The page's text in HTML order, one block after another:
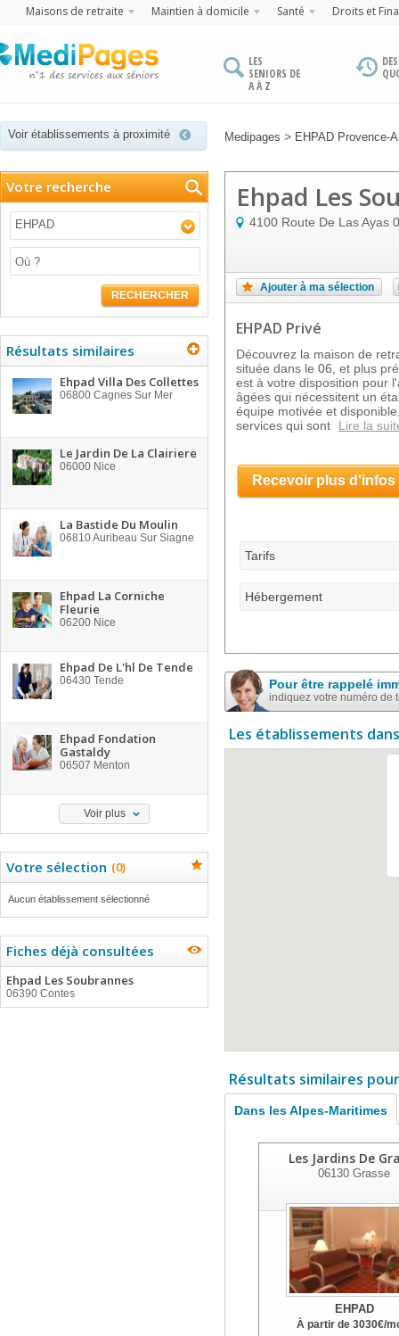
Maisons de retraite Maintien à domicile Santé Droits et
LES
SENIORS DE
A À Z
Voir établissements à proximité Medipages > EHPAD Provence-
Votre recherche
EHPAD
RECHERCHER
Résultats similaires
Ehpad Villa Des Collettes
06800 Cagnes Sur Mer
Le Jardin De La Clairiere
06000 Nice
La Bastide Du Moulin
06810Auribeau Sur Siagne
Ehpad La Corniche
Fleurie
06200 Nice
Ehpad De L'hl De Tende
06430 Tende
Ehpad Fondation
Gastaldy
06507 Menton
Voir plus
Votre sélection (0)
Aucun établissement sélectionné
Fiches déjà consultées
Ehpad Les Soubrannes
06390 Contes
Ehpad Les
4100 Route De Las Ayas
Ajouter à ma sélection
EHPAD Privé
Découvrez la maison de
située dans le 06, et plus
est à votre disposition pour
âgées qui nécessitent un
équipe motivée et
services qui sont
Lire la
Recevoir plus d'infos
Tarifs
Hébergement
Pour être rappelé
indiquez votre numéro de
Les établissements
Résultats similaires
Dans les Alpes-Maritimes
Les Jardins De
06130 Grasse
EHPAD
À partir de 3030€/